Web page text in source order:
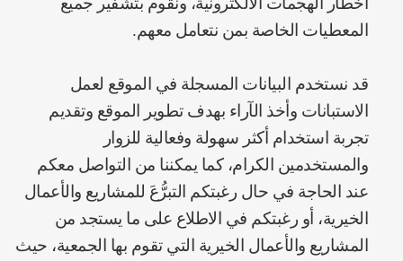
المعطيات الخاصة بمن نتعامل معهم.
قد نستخدم البيانات المسجلة في الموقع لعمل
الاستبانات وأخذ الآراء بهدف تطوير الموقع وتقديم
تجربة استخدام أكثر سهولة وفعالية للزوار
والمستخدمين الكرام، كما يمكننا من التواصل معكم
عند الحاجة في حال رغبتكم التبرُّعَ للمشاريع والأعمال
الخيرية، أو رغبتكم في الاطلاع على ما يستجد من
المشاريع والأعمال الخيرية التي تقوم بها الجمعية، حيث